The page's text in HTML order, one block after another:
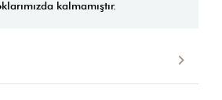
kalmamıştır.